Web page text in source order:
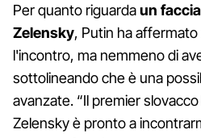
Per quanto riguardaun
Zelensky, Putin ha
l'incontro, ma nemmeno di
sottolineando che è una
avanzate. “Il premier
Zelensky è pronto a